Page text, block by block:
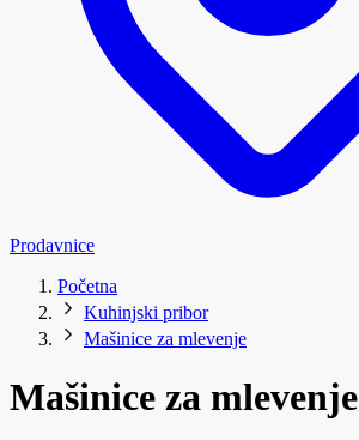
Prodavnice
Početna
Kuhinjski pribor
Mašinice za mlevenje
Mašinice za mlevenje